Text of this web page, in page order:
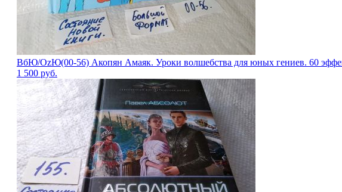
ВбЮ/OzЮ(00-56) Акопян Амаяк. Уроки волшебства для юных гениев. 60
1 500 руб.